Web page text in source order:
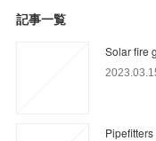
記事一覧
Solar fire